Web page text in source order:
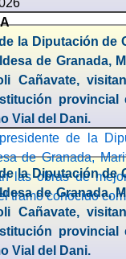
la Diputación de
de Granada,
Cañavate,
provincial
Vial del Dani.
de la
de Granada,
las obras de
tramo conocido
la Diputación de
de Granada,
Cañavate,
provincial
Vial del Dani.